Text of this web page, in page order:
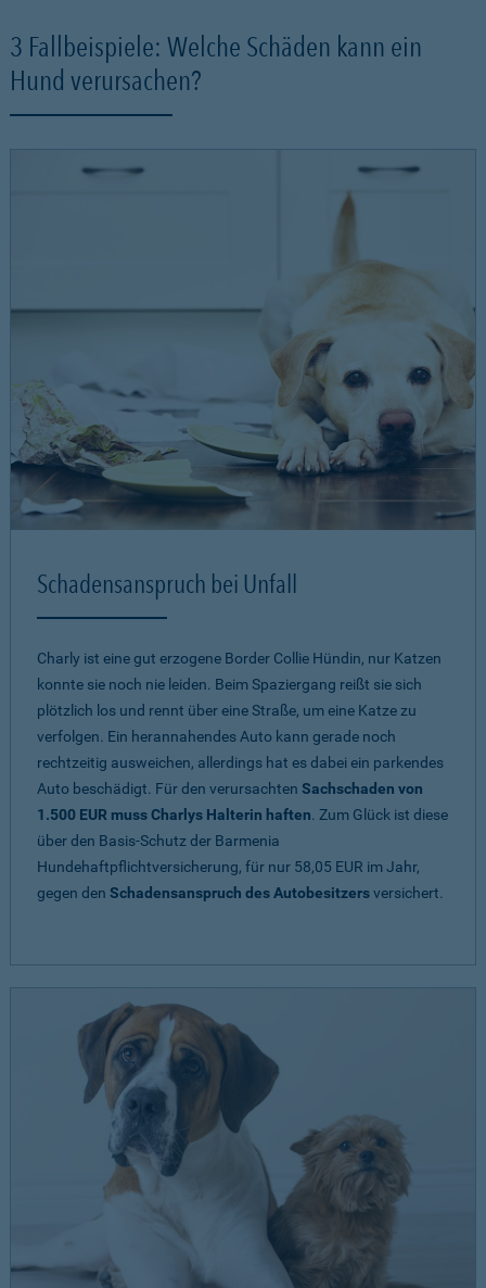
3 Fallbeispiele: Welche Schäden kann ein
Hund verursachen?
Schadensanspruch bei Unfall
Charly ist eine gut erzogene Border Collie Hündin, nur Katzen
konnte sie noch nie leiden. Beim Spaziergang reißt sie sich
plötzlich los und rennt über eine Straße, um eine Katze zu
verfolgen. Ein herannahendes Auto kann gerade noch
rechtzeitig ausweichen, allerdings hat es dabei ein parkendes
Auto beschädigt. Für den verursachten Sachschaden von
1.500 EUR muss Charlys Halterin haften. Zum Glück ist diese
über den Basis-Schutz der Barmenia
Hundehaftpflichtversicherung, für nur 58,05 EUR im Jahr,
gegen den Schadensanspruch des Autobesitzersversichert.